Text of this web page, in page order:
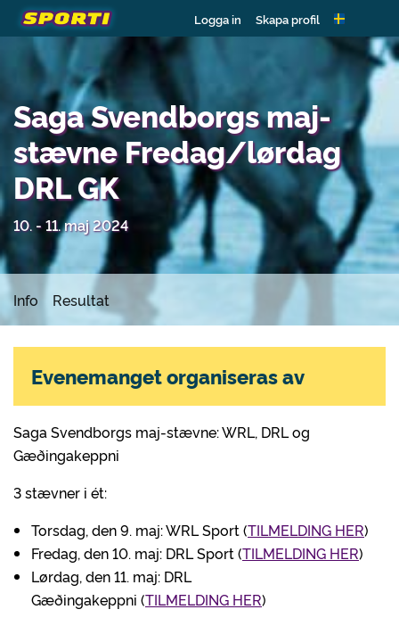
Logga in Skapa profil
Saga Svendborgs maj-
stævne Fredag/lørdag
DRL GK
10. - 11. maj 2024
Info Resultat
Saga Svendborgs maj-stævne: WRL, DRL og
Gæðingakeppni
3 stævner i ét:
Torsdag, den 9. maj: WRL Sport (TILMELDING HER)
Fredag, den 10. maj: DRL Sport (TILMELDING HER)
Lørdag, den 11. maj: DRL
Gæðingakeppni (TILMELDING HER)
Evenemanget organiseras av